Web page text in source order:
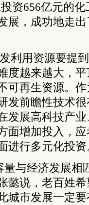
资656亿元的
展，成功地走
利用资源要提
度越来越大，
可再生资源。
发前瞻性技术
发展高科技产
面增加投入，
进行多元化投资
量与经济发展相
懿说，老百姓
城市发展一定